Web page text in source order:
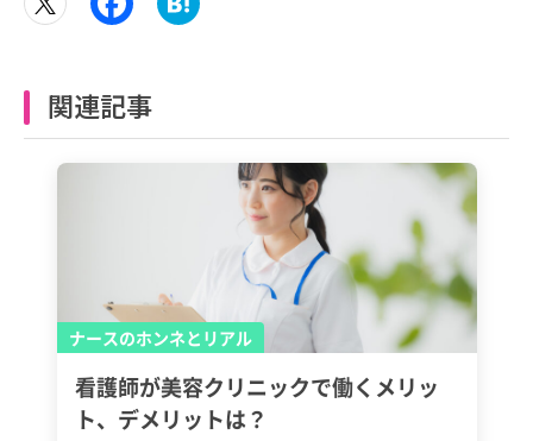
関連記事
ナースのホンネとリアル
看護師が美容クリニックで働くメリッ
ト、デメリットは？